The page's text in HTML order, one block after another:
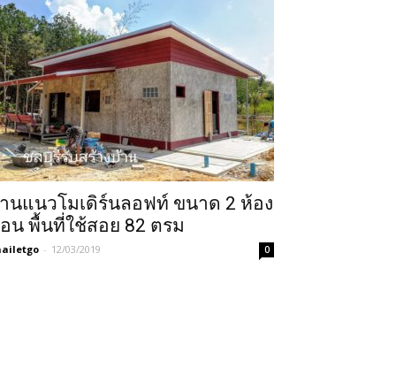
นแนวโมเดิร์นลอฟท์ ขนาด 2 ห้อง
น พื้นที่ใช้สอย 82 ตรม
- 12/03/2019 0